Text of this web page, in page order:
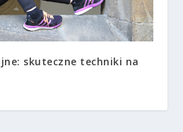
skuteczne techniki na